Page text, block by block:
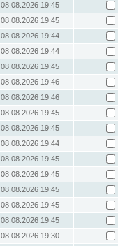
08.08.2026 19:45
08.08.2026 19:45
08.08.2026 19:44
08.08.2026 19:44
08.08.2026 19:45
08.08.2026 19:46
08.08.2026 19:46
08.08.2026 19:45
08.08.2026 19:45
08.08.2026 19:44
08.08.2026 19:45
08.08.2026 19:45
08.08.2026 19:45
08.08.2026 19:45
08.08.2026 19:45
08.08.2026 19:30